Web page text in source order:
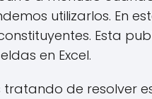
utilizarlos. En
Esta
en Excel.
tratando de resolver